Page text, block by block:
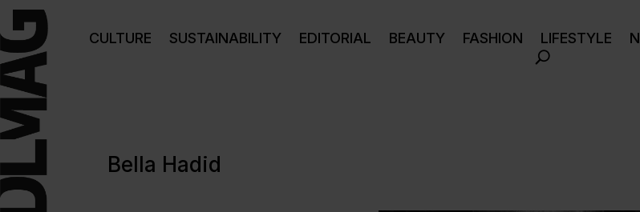
CULTURE SUSTAINABILITY EDITORIAL BEAUTY FASHION LIFESTYLE
Bella Hadid